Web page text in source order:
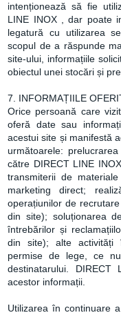
intenționează să fie
LINE INOX , dar poate
legatură cu utilizarea
scopul de a răspunde
site-ului, informațiile
obiectul unei stocări și
7. INFORMAȚIILE
Orice persoană care
oferă date sau
acestui site și manifestă
următoarele:
către DIRECT LINE
transmiterii de
marketing direct;
operațiunilor de
din site); soluționarea
întrebărilor și
din site); alte activități
permise de lege, ce
destinatarului. DIRECT
acestor informații.
Utilizarea în continuare